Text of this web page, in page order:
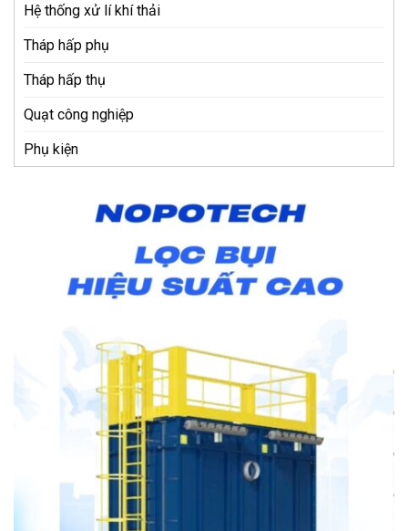
Hệ thống xử lí khí thải
Tháp hấp phụ
Tháp hấp thụ
Quạt công nghiệp
Phụ kiện